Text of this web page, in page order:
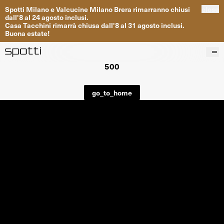
Spotti MilanoeValcucine Milano Brera rimarrannochiusi
dall'8al 24agosto inclusi.
Casa Tacchini rimarrà chiusa dall'8al 31 agosto inclusi.
Buona estate!
Progetti
500
go_to_home